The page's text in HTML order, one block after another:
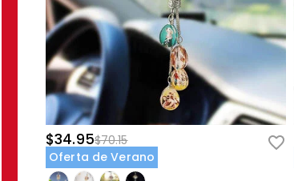
$34.95$70.15
Oferta de Verano